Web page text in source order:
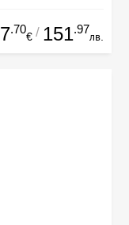
.70
€ / 151.97
лв.